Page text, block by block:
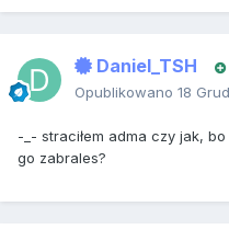
Daniel_TSH
Opublikowano 18
-_- straciłem adma czy jak,
go zabrales?